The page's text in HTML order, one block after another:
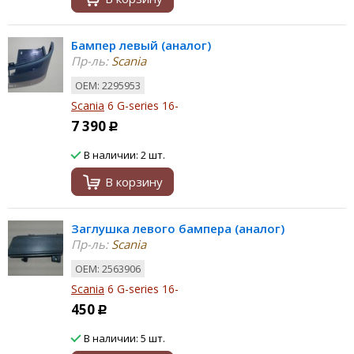
Бампер левый (аналог)
Пр-ль:Scania
ОЕМ: 2295953
Scania 6 G-series 16-
7 390 Р
В наличии: 2 шт.
В корзину
Заглушка левого бампера (аналог)
Пр-ль:Scania
ОЕМ: 2563906
Scania 6 G-series 16-
450 Р
В наличии: 5 шт.